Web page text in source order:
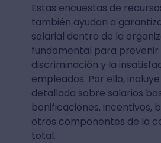
Estas encuestas de
también ayudan a
salarial dentro de la
fundamental para prevenir
discriminación y la
empleados. Por ello,
detallada sobre salarios
bonificaciones, incentivos,
otros componentes de la
total.